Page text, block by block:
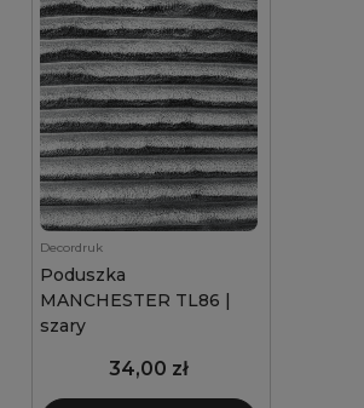
Decordruk
Poduszka
MANCHESTER TL86 |
szary
34,00 zł